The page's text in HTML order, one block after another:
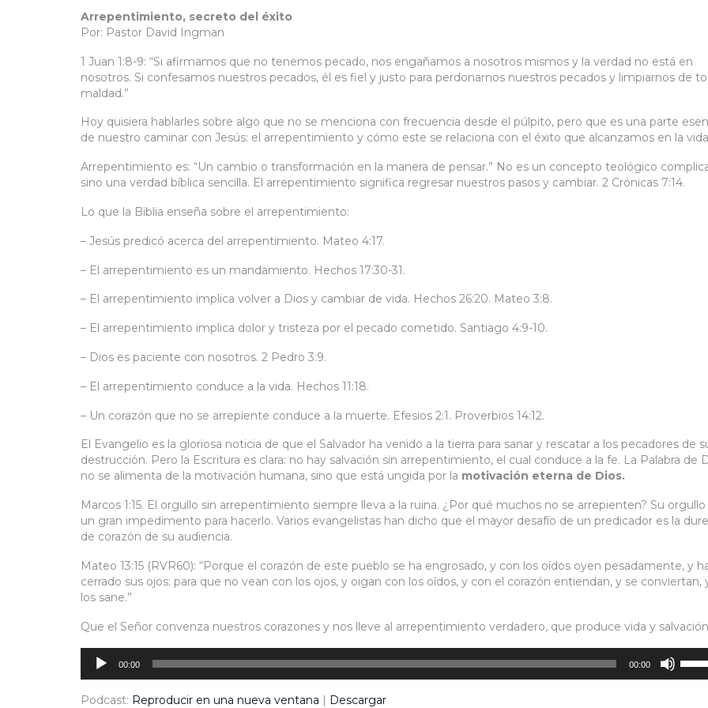
Arrepentimiento, secreto del éxito
Por: Pastor David Ingman
1 Juan 1:8-9: “Si afirmamos que no tenemos pecado, nos engañamos a nosotros mismos y la verdad no está en
nosotros. Si confesamos nuestros pecados, él es fiel y justo para perdonarnos nuestros pecados y limpiarnos de
maldad.”
Hoy quisiera hablarles sobre algo que no se menciona con frecuencia desde el púlpito, pero que es una parte
de nuestro caminar con Jesús: el arrepentimiento y cómo este se relaciona con el éxito que alcanzamos en la
Arrepentimiento es: “Un cambio o transformación en la manera de pensar.” No es un concepto teológico
sino una verdad bíblica sencilla. El arrepentimiento significa regresar nuestros pasos y cambiar. 2 Crónicas 7:14.
Lo que la Biblia enseña sobre el arrepentimiento:
– Jesús predicó acerca del arrepentimiento. Mateo 4:17.
– El arrepentimiento es un mandamiento. Hechos 17:30-31.
– El arrepentimiento implica volver a Dios y cambiar de vida. Hechos 26:20. Mateo 3:8.
– El arrepentimiento implica dolor y tristeza por el pecado cometido. Santiago 4:9-10.
– Dios es paciente con nosotros. 2 Pedro 3:9.
– El arrepentimiento conduce a la vida. Hechos 11:18.
– Un corazón que no se arrepiente conduce a la muerte. Efesios 2:1. Proverbios 14:12.
El Evangelio es la gloriosa noticia de que el Salvador ha venido a la tierra para sanar y rescatar a los pecadores de
destrucción. Pero la Escritura es clara: no hay salvación sin arrepentimiento, el cual conduce a la fe. La Palabra de
no se alimenta de la motivación humana, sino que está ungida por la motivación eterna de Dios.
Marcos 1:15. El orgullo sin arrepentimiento siempre lleva a la ruina. ¿Por qué muchos no se arrepienten? Su orgullo
un gran impedimento para hacerlo. Varios evangelistas han dicho que el mayor desafío de un predicador es la
de corazón de su audiencia.
Mateo 13:15 (RVR60): “Porque el corazón de este pueblo se ha engrosado, y con los oídos oyen pesadamente, y
cerrado sus ojos; para que no vean con los ojos, y oigan con los oídos, y con el corazón entiendan, y se conviertan,
los sane.”
Que el Señor convenza nuestros corazones y nos lleve al arrepentimiento verdadero, que produce vida y
Reproductor
audio 00:00 00:00
las
Podcast: Reproducir en una nueva ventana Descargar